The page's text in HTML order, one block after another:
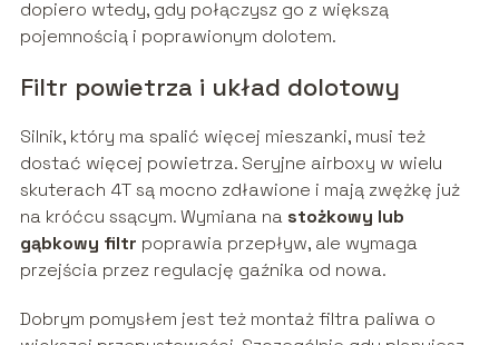
dopiero wtedy, gdy połączysz go z większą
pojemnością i poprawionym dolotem.
Filtr powietrza i układ dolotowy
Silnik, który ma spalić więcej mieszanki, musi też
dostać więcej powietrza. Seryjne airboxy w wielu
skuterach 4T są mocno zdławione i mają zwężkę już
na króćcu ssącym. Wymiana na stożkowy lub
gąbkowy filtr poprawia przepływ, ale wymaga
przejścia przez regulację gaźnika od nowa.
Dobrym pomysłem jest też montaż filtra paliwa o